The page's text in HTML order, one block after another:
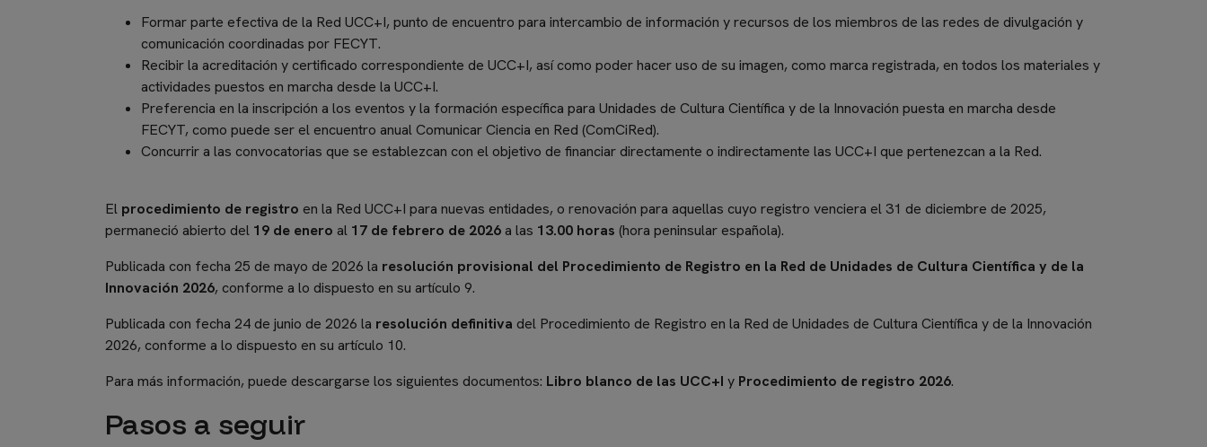
Formar parte efectiva de la Red UCC+I, punto de encuentro para intercambio de información y recursos de los miembros de las redes de divulgación y
comunicación coordinadas por FECYT.
Recibir la acreditación y certificado correspondiente de UCC+I, así como poder hacer uso de su imagen, como marca registrada, en todos los materiales y
actividades puestos en marcha desde la UCC+I.
Preferencia en la inscripción a los eventos y la formación específica para Unidades de Cultura Científica y de la Innovación puesta en marcha desde
FECYT, como puede ser el encuentro anual Comunicar Ciencia en Red (ComCiRed).
Concurrir a las convocatorias que se establezcan con el objetivo de financiar directamente o indirectamente las UCC+I que pertenezcan a la Red.
El procedimiento de registro en la Red UCC+I para nuevas entidades, o renovación para aquellas cuyo registro venciera el 31 de diciembre de 2025,
permaneció abierto del 19 de enero al 17 de febrero de 2026a las 13.00 horas (hora peninsular española).
Publicada con fecha 25 de mayo de 2026 la resolución provisional del Procedimiento de Registro en la Red de Unidades de Cultura Científica y de la
Innovación 2026, conforme a lo dispuesto en su artículo 9.
Publicada con fecha 24 de junio de 2026 la resolución definitiva del Procedimiento de Registro en la Red de Unidades de Cultura Científica y de la Innovación
2026, conforme a lo dispuesto en su artículo 10.
Para más información, puede descargarse los siguientes documentos: Libro blanco de las UCC+I y Procedimiento de registro 2026.
Pasos a seguir